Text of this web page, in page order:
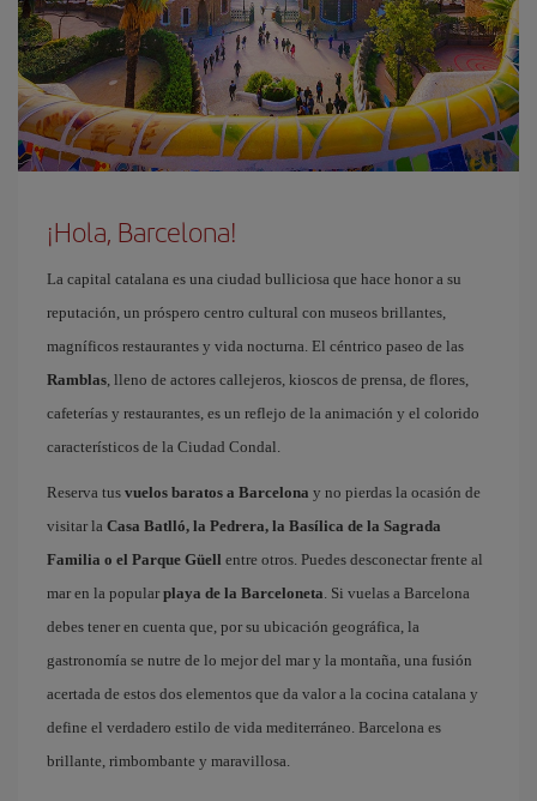
¡Hola, Barcelona!
La capital catalana es una ciudad bulliciosa que hace honor a su
reputación, un próspero centro cultural con museos brillantes,
magníficos restaurantes y vida nocturna. El céntrico paseo de las
Ramblas, lleno de actores callejeros, kioscos de prensa, de flores,
cafeterías y restaurantes, es un reflejo de la animación y el colorido
característicos de la Ciudad Condal.
Reserva tus vuelos baratos a Barcelona y no pierdas la ocasión de
visitar la Casa Batlló, la Pedrera, la Basílica de la Sagrada
Familia o el Parque Güell entre otros. Puedes desconectar frente al
mar en la popular playa de la Barceloneta. Si vuelas a Barcelona
debes tener en cuenta que, por su ubicación geográfica, la
gastronomía se nutre de lo mejor del mar y la montaña, una fusión
acertada de estos dos elementos que da valor a la cocina catalana y
define el verdadero estilo de vida mediterráneo. Barcelona es
brillante, rimbombante y maravillosa.